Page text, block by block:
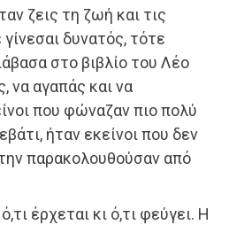
ζεις τη ζωή και τις
δυνατός, τότε
στο βιβλίο του Λέο
να αγαπάς και να
που φώναζαν πιο πολύ
ήταν εκείνοι που δεν
παρακολουθούσαν από
έρχεται κι ό,τι φεύγει. Η